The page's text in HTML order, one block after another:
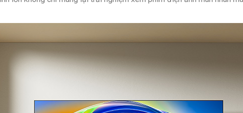
Tivi màn
HDR:HDR
Chất liệu
Công
-Đồng bộ